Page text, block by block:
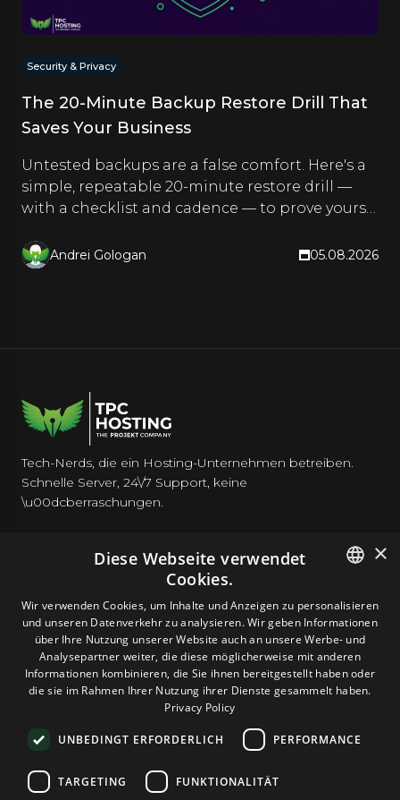
Security & Privacy
The 20-Minute Backup Restore Drill That
Saves Your Business
Untested backups are a false comfort. Here's a
simple, repeatable 20-minute restore drill —
with a checklist and cadence — to prove yours
Andrei Gologan 05.08.2026
Tech-Nerds, die ein Hosting-Unternehmen betreiben.
Schnelle Server, 24\/7 Support, keine
\u00dcberraschungen.
HOSTING
DOMAINS & E-MAIL
TOOLS & SICHERHEIT
UNTERNEHMEN
ENGLISH
ROMANIAN
×
Diese Webseite verwendet
Cookies.
Wir verwenden Cookies, um Inhalte und Anzeigen zu personalisieren
und unseren Datenverkehr zu analysieren. Wir geben Informationen
über Ihre Nutzung unserer Website auch an unsere Werbe- und
Analysepartner weiter, die diese möglicherweise mit anderen
Informationen kombinieren, die Sie ihnen bereitgestellt haben oder
die sie im Rahmen Ihrer Nutzung ihrer Dienste gesammelt haben.
Privacy Policy
UNBEDINGT ERFORDERLICH PERFORMANCE
TARGETING FUNKTIONALITÄT